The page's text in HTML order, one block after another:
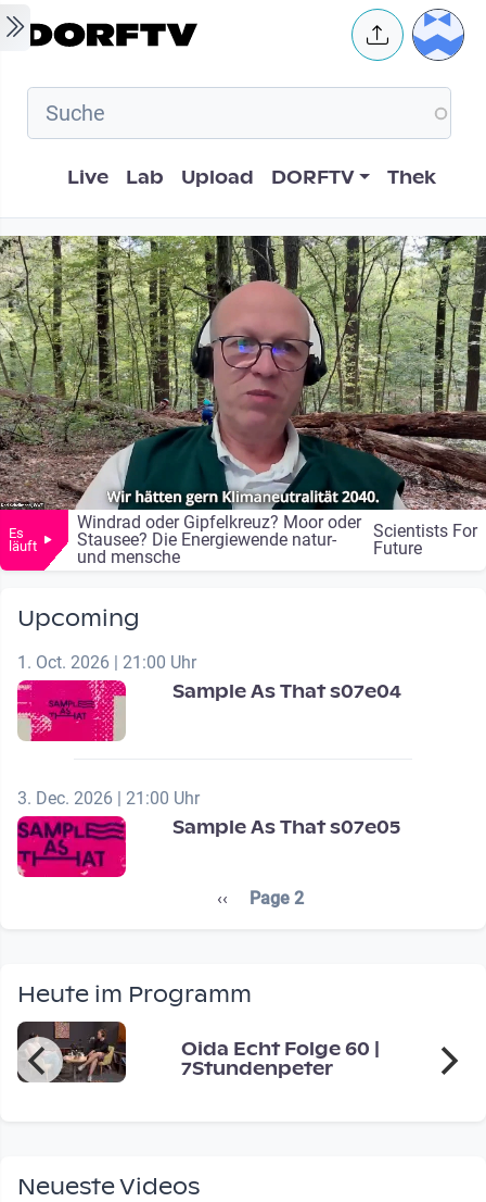
Skip to main content User
Hauptnavigation
Live Lab Upload DORFTV Thek
Es
läuft
Windrad oder Gipfelkreuz? Moor oder
Stausee? Die Energiewende natur-
und mensche
Scientists For
Future
Upcoming
1. Oct. 2026 | 21:00 Uhr
Sample As That s07e04
3. Dec. 2026 | 21:00 Uhr
Sample As That s07e05
Seitennummerierung
Previous page
‹‹ Page 2
Heute im Programm
Oida Echt Folge 60 |
7Stundenpeter
Neueste Videos